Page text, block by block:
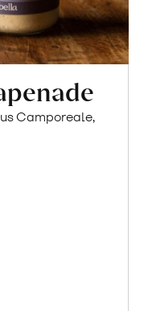
Camporeale,